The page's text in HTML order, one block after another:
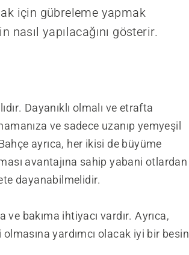
bırakın
için gübreleme yapmak
yapılacağını gösterir.
Dayanıklı olmalı ve etrafta
ve sadece uzanıp yemyeşil
ayrıca, her ikisi de büyüme
avantajına sahip yabani otlardan
dayanabilmelidir.
bakıma ihtiyacı vardır. Ayrıca,
yardımcı olacak iyi bir besin